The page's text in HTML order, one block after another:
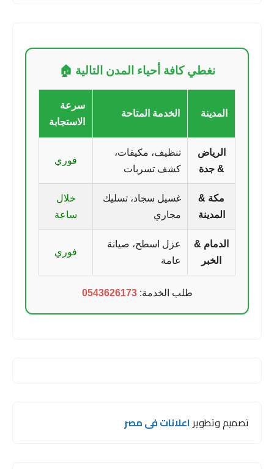
نغطي كافة أحياء المدن التالية 🏠
المدينة الخدمة المتاحة
سرعة
الاستجابة
الرياض
& جدة
تنظيف، مكيفات،
كشف تسربات
فوري
مكة &
المدينة
غسيل سجاد، تسليك
مجاري
خلال
ساعة
الدمام &
الخبر
عزل اسطح، صيانة
عامة
فوري
طلب الخدمة:0543626173
تصميم وتطويراعلانات فى مصر